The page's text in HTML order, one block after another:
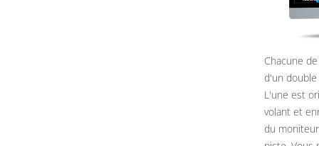
Chacune
d'un
L'une est
volant et
du